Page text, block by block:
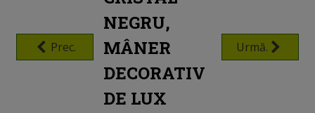
Prec.
NEGRU,
MÂNER
DECORATIV
DE LUX
Urmă.